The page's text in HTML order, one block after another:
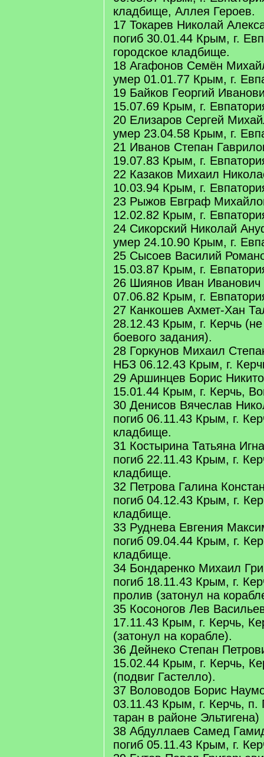
кладбище, Аллея Героев.
17 Токарев Николай
погиб 30.01.44 Крым, г.
городское кладбище.
18 Агафонов Семён
умер 01.01.77 Крым, г.
19 Байков Георгий
15.07.69 Крым, г.
20 Елизаров Сергей
умер 23.04.58 Крым, г.
21 Иванов Степан
19.07.83 Крым, г.
22 Казаков Михаил
10.03.94 Крым, г.
23 Рыжов Евграф
12.02.82 Крым, г.
24 Сикорский Николай
умер 24.10.90 Крым, г.
25 Сысоев Василий
15.03.87 Крым, г.
26 Шиянов Иван Иванович
07.06.82 Крым, г.
27 Канкошев Ахмет-Хан
28.12.43 Крым, г. Керчь
боевого задания).
28 Горкунов Михаил
НБЗ 06.12.43 Крым, г.
29 Аршинцев Борис
15.01.44 Крым, г. Керчь,
30 Денисов Вячеслав
погиб 06.11.43 Крым, г.
кладбище.
31 Костырина Татьяна
погиб 22.11.43 Крым, г.
кладбище.
32 Петрова Галина
погиб 04.12.43 Крым, г.
кладбище.
33 Руднева Евгения
погиб 09.04.44 Крым, г.
кладбище.
34 Бондаренко Михаил
погиб 18.11.43 Крым, г.
пролив (затонул на
35 Косоногов Лев
17.11.43 Крым, г. Керчь,
(затонул на корабле).
36 Дейнеко Степан
15.02.44 Крым, г. Керчь,
(подвиг Гастелло).
37 Воловодов Борис
03.11.43 Крым, г. Керчь, п.
таран в районе Эльтигена)
38 Абдуллаев Самед
погиб 05.11.43 Крым, г.